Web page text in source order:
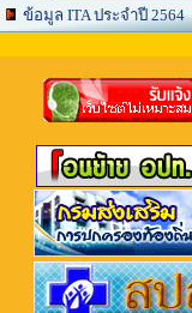
ข้อมูล ITA ประจำปี 2564